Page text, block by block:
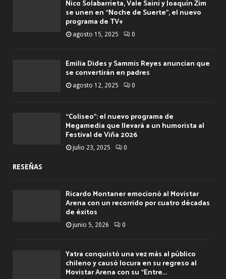
Nico Solabarrieta, Vale Saini y Joaquín Zim
se unen en “Noche de Suerte”, el nuevo
programa de TV+
agosto 15, 2025 0
Emilia Dides y Sammis Reyes anuncian que
se convertirán en padres
agosto 12, 2025 0
“Coliseo”: el nuevo programa de
Megamedia que llevará a un humorista al
Festival de Viña 2026
julio 23, 2025 0
RESEÑAS
Ricardo Montaner emocionó al Movistar
Arena con un recorrido por cuatro décadas
de éxitos
junio 5, 2026 0
Yatra conquistó una vez más al público
chileno y causó locura en su regreso al
Movistar Arena con su “Entre...